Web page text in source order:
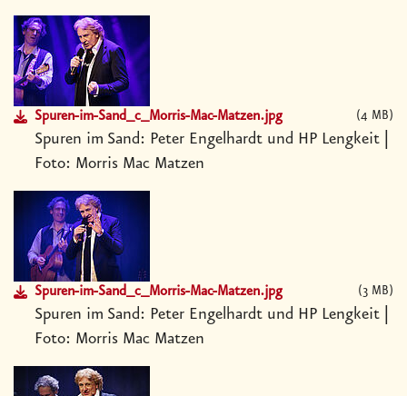
Spuren-im-Sand_c_Morris-Mac-Matzen.jpg
Spuren im Sand: Peter Engelhardt und HP Lengkeit |
Foto: Morris Mac Matzen
4 MB
Spuren-im-Sand_c_Morris-Mac-Matzen.jpg
Spuren im Sand: Peter Engelhardt und HP Lengkeit |
Foto: Morris Mac Matzen
3 MB